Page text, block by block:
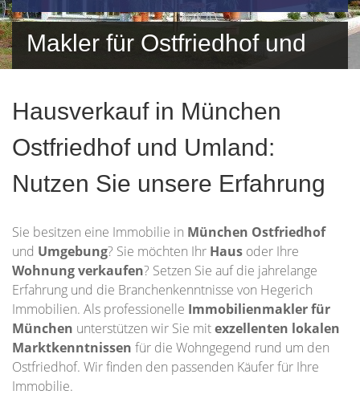
Makler für Ostfriedhof und
Hausverkauf in München
Ostfriedhof und Umland:
Nutzen Sie unsere Erfahrung
Sie besitzen eine Immobilie in München Ostfriedhof
und Umgebung? Sie möchten Ihr Haus oder Ihre
Wohnungverkaufen? Setzen Sie auf die jahrelange
Erfahrung und die Branchenkenntnisse von Hegerich
Immobilien. Als professionelle Immobilienmakler für
München unterstützen wir Sie mitexzellenten lokalen
Marktkenntnissen für die Wohngegend rund um den
Ostfriedhof. Wir finden den passenden Käufer für Ihre
Immobilie.